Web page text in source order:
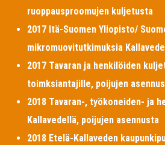
ruoppausproomujen kuljetusta
2017 Itä-Suomen Yliopisto/
mikromuovitutkimuksia
2017 Tavaran ja henkilöiden
toimksiantajille, poijujen
2018 Tavaran-, työkoneiden- ja
Kallavedellä, poijujen asennusta
2018 Etelä-Kallaveden